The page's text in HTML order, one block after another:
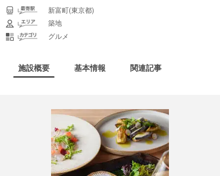
新富町(東京都)
築地
グルメ
施設概要 基本情報 関連記事